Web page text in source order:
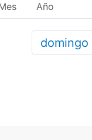
Año
domingo